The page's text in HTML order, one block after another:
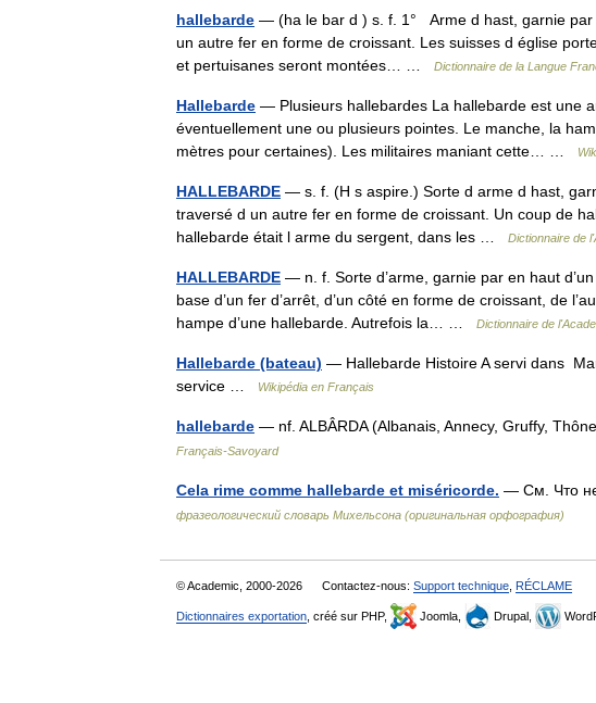
hallebarde — (ha le bar d ) s. f. 1° Arme d hast, garnie
un autre fer en forme de croissant. Les suisses d église
et pertuisanes seront montées… …
Dictionnaire de la Langue
Hallebarde — Plusieurs hallebardes La hallebarde est une
éventuellement une ou plusieurs pointes. Le manche, la
mètres pour certaines). Les militaires maniant cette… …
HALLEBARDE — s. f. (H s aspire.) Sorte d arme d hast,
traversé d un autre fer en forme de croissant. Un coup de
hallebarde était l arme du sergent, dans les …
Dictionnaire de
HALLEBARDE — n. f. Sorte d’arme, garnie par en haut
base d’un fer d’arrêt, d’un côté en forme de croissant, de
hampe d’une hallebarde. Autrefois la… …
Dictionnaire de
Hallebarde (bateau) — Hallebarde Histoire A servi dans
service …
Wikipédia en Français
hallebarde — nf. ALBÂRDA (Albanais, Annecy, Gruffy,
Français-Savoyard
Cela rime comme hallebarde et miséricorde. — См. Что
фразеологический словарь Михельсона (оригинальная орфография)
© Academic, 2000-2026 Contactez-nous: Support technique RÉCLAME
Dictionnaires exportation , créé sur PHP, Joomla, Drupal,